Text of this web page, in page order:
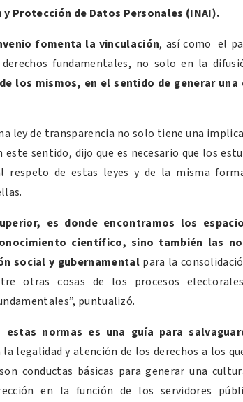
Protección de Datos Personales (INAI).
fomenta la vinculación, así como el
fundamentales, no solo en la
los mismos, en el sentido de generar una
ley de transparencia no solo tiene una
sentido, dijo que es necesario que los
respeto de estas leyes y de la misma
es donde encontramos los
científico, sino también las
social y gubernamentalpara la
otras cosas de los procesos
puntualizó.
normas es una guía para
la legalidad y atención de los derechos a los
conductas básicas para generar una
en la función de los servidores